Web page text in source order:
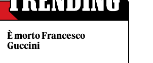
È morto Francesco
Guccini